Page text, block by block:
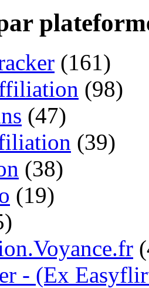
(161)
(98)
(47)
(39)
(38)
(19)
- (Ex